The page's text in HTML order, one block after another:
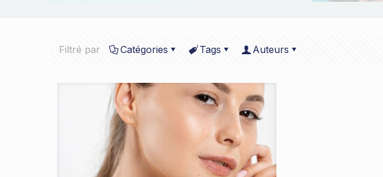
Filtré par Catégories Tags Auteurs